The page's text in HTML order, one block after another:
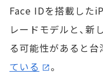
Face IDを搭載した
レードモデルと、
る可能性があると
ている
。